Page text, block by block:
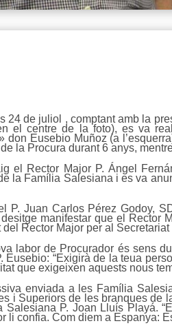
24 de juliol , comptant amb la
el centre de la foto), es va
don Eusebio Muñoz (a
la Procura durant 6 anys,
el Rector Major P. Ángel
la Família Salesiana i es va
P. Juan Carlos Pérez Godoy,
manifestar que el Rector
del Rector Major per al
labor de Procurador és sens
Eusebio: “Exigirà de la teua
que exigeixen aquests nous
enviada a les Família
i Superiors de les branques de
Salesiana P. Joan Lluís Playá.
li confia. Com diem a Espanya: